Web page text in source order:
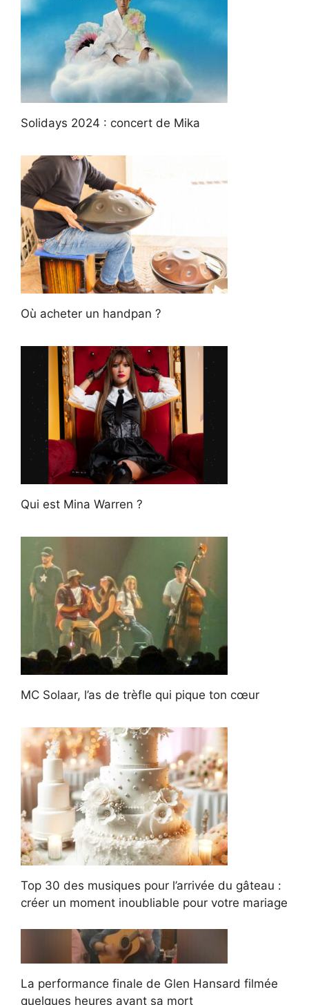
Solidays 2024 : concert de Mika
Où acheter un handpan ?
Qui est Mina Warren ?
MC Solaar, l’as de trèfle qui pique ton cœur
Top 30 des musiques pour l’arrivée du gâteau :
créer un moment inoubliable pour votre mariage
La performance finale de Glen Hansard filmée
quelques heures avant sa mort